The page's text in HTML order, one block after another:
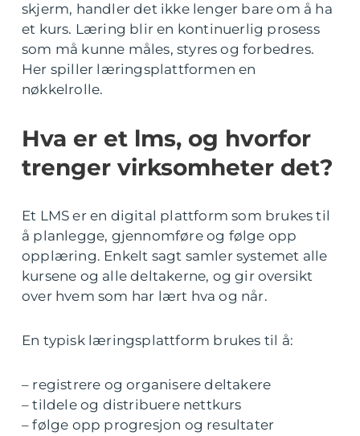
skjerm, handler det ikke lenger bare om å ha
et kurs. Læring blir en kontinuerlig prosess
som må kunne måles, styres og forbedres.
Her spiller læringsplattformen en
nøkkelrolle.
Hva er et lms, og hvorfor
trenger virksomheter det?
Et LMS er en digital plattform som brukes til
å planlegge, gjennomføre og følge opp
opplæring. Enkelt sagt samler systemet alle
kursene og alle deltakerne, og gir oversikt
over hvem som har lært hva og når.
En typisk læringsplattform brukes til å:
– registrere og organisere deltakere
– tildele og distribuere nettkurs
– følge opp progresjon og resultater